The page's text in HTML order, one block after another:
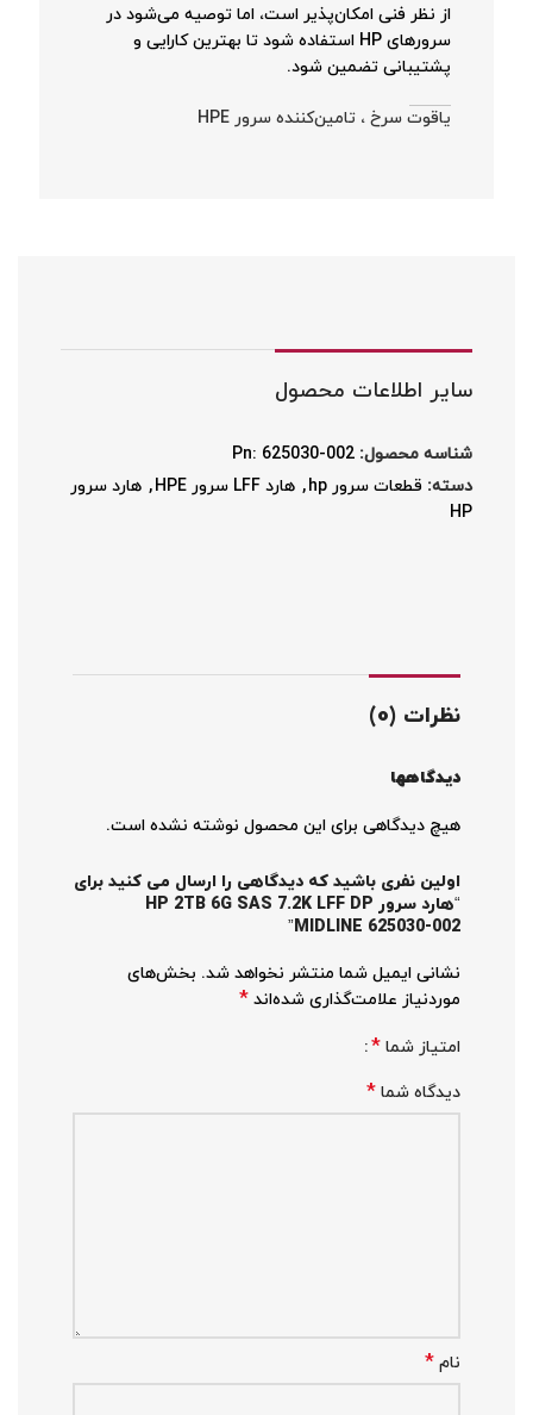
از نظر فنی امکان‌پذیر است، اما توصیه می‌شود در
سرورهای HP استفاده شود تا بهترین کارایی و
پشتیبانی تضمین شود.
یاقوت سرخ ، تامین‌کننده سرور HPE
سایر اطلاعات محصول
شناسه محصول: Pn: 625030-002
دسته: قطعات سرور hp , هارد LFF سرور HPE , هارد سرور
HP
نظرات (0)
دیدگاهها
هیچ دیدگاهی برای این محصول نوشته نشده است.
اولین نفری باشید که دیدگاهی را ارسال می کنید برای
“هارد سرور HP 2TB 6G SAS 7.2K LFF DP
MIDLINE 625030-002”
نشانی ایمیل شما منتشر نخواهد شد. بخش‌های
موردنیاز علامت‌گذاری شده‌اند *
امتیاز شما *
دیدگاه شما *
نام *